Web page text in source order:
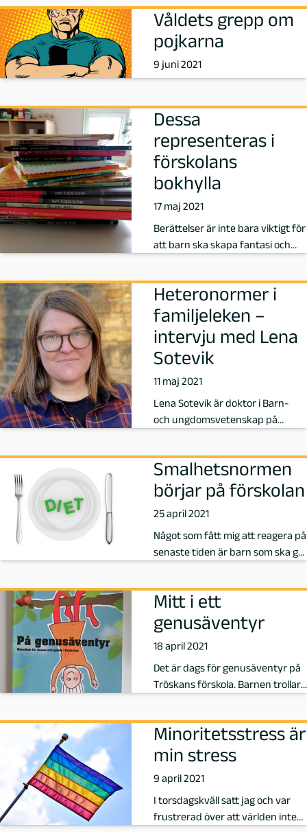
l
s
r
ö
m
,
F
ö
r
f
a
t
t
e
p
P
e
d
o
Våldets grepp om
pojkarna
9 juni 2021
Dessa
representeras i
förskolans
bokhylla
17 maj 2021
Berättelser är inte bara viktigt för
att barn ska skapa fantasi och
Heteronormer i
familjeleken –
intervju med Lena
Sotevik
11 maj 2021
Lena Sotevik är doktor i Barn-
och ungdomsvetenskap på
Smalhetsnormen
börjar på förskolan
25 april 2021
Något som fått mig att reagera på
senaste tiden är barn som ska gå
Mitt i ett
genusäventyr
18 april 2021
Det är dags för genusäventyr på
Tröskans förskola. Barnen trollar
Minoritetsstress är
min stress
9 april 2021
I torsdagskväll satt jag och var
frustrerad över att världen inte